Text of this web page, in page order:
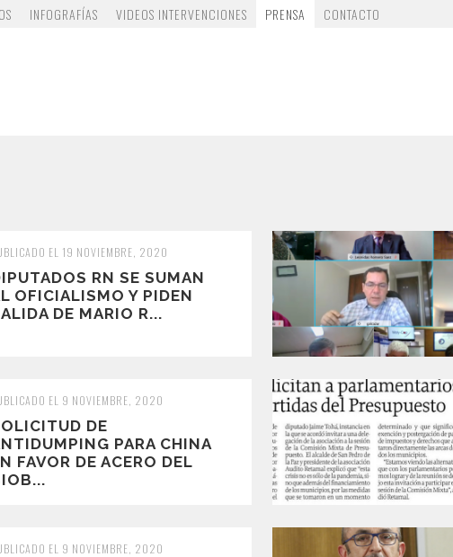
INFOGRAFÍAS VIDEOS INTERVENCIONES PRENSA CONTACTO
EL 19 NOVIEMBRE, 2020
RN SE SUMAN
OFICIALISMO Y PIDEN
DE MARIO R...
EL 9 NOVIEMBRE, 2020
DE
PARA CHINA
FAVOR DE ACERO DEL
EL 9 NOVIEMBRE, 2020